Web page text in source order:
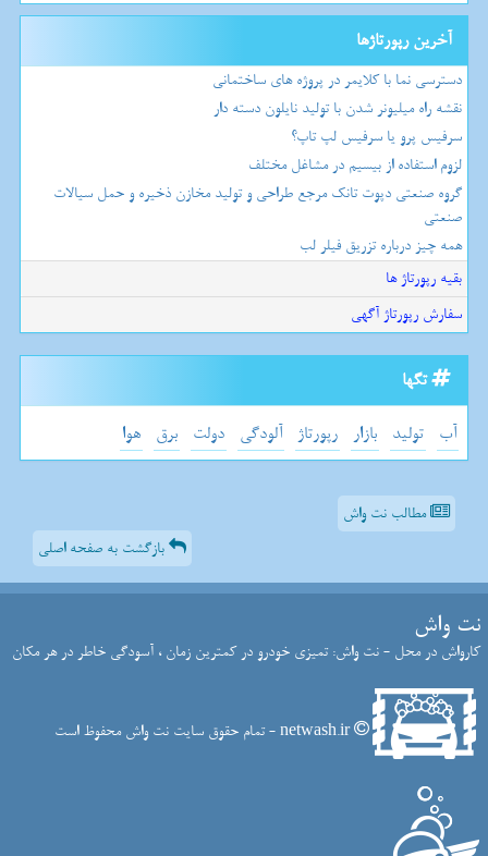
آخرین رپورتاژها
دسترسی نما با کلایمر در پروژه های ساختمانی
نقشه راه میلیونر شدن با تولید نایلون دسته دار
سرفیس پرو یا سرفیس لپ تاپ؟
لزوم استفاده از بیسیم در مشاغل مختلف
گروه صنعتی دپوت تانک مرجع طراحی و تولید مخازن ذخیره و حمل سیالات
صنعتی
همه چیز درباره تزریق فیلر لب
بقیه رپورتاژ ها
سفارش رپورتاژ آگهی
تگها
آب تولید بازار رپورتاژ آلودگی دولت برق هوا
مطالب نت واش
بازگشت به صفحه اصلی
نت واش
کارواش در محل - نت واش: تمیزی خودرو در کمترین زمان ، آسودگی خاطر در هر مکان
netwash.ir - تمام حقوق سایت نت واش محفوظ است